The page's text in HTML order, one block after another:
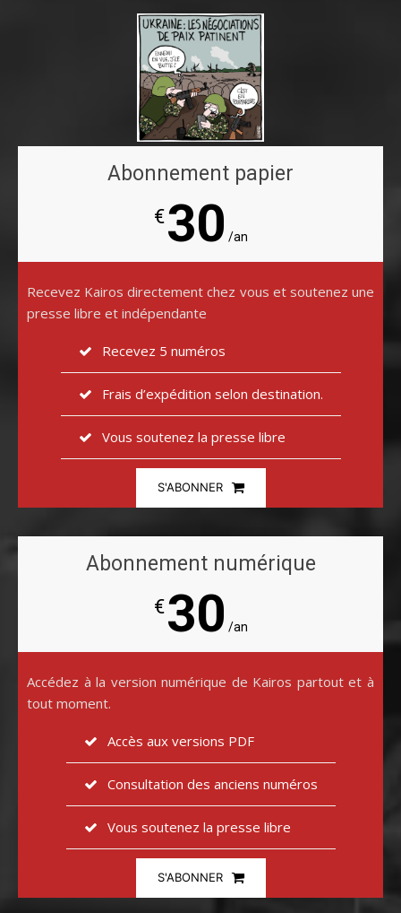
Abonnement papier
€30 /an
Recevez Kairos directement chez vous et soutenez une
presse libre et indépendante
Recevez 5 numéros
Frais d’expédition selon destination.
Vous soutenez la presse libre
S'ABONNER
Abonnement numérique
€30 /an
Accédez à la version numérique de Kairos partout et à
tout moment.
Accès aux versions PDF
Consultation des anciens numéros
Vous soutenez la presse libre
S'ABONNER